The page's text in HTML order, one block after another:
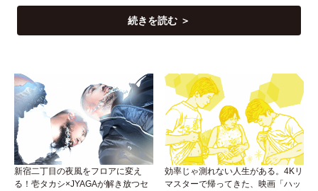
続きを読む ＞
新宿二丁目の夜風をフロアに変え
る！壱タカシ×JYAGAが解き放つセ
効率じゃ測れない人生がある。4Kリ
マスターで帰ってきた、映画「ハッ